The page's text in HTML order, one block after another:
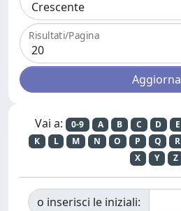
Risultati/Pagina
Vai a: 0-9 A B C D E
K
L M N O P Q R
X
Y Z
o inserisci le iniziali: